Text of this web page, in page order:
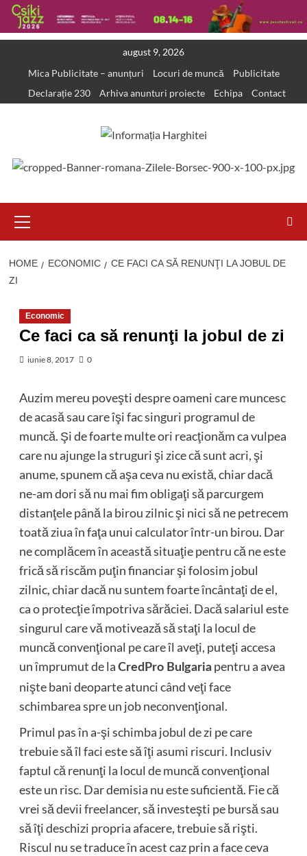
august 9, 2026
Mica Publicitate – anunțuri
Locuri de muncă
Publicitate
Declarație 230
Arhiva anunturi proiecte Echipa Contact
Menu
HOME ECONOMIC
CE FACI CA SĂ RENUNŢI LA JOBUL DE
ZI
Economic
Ce faci ca să renunţi la jobul de zi
iunie 8, 2017 0
Auzim mereu poveşti despre oameni care muncesc
de acasă sau care îşi fac singuri programul de
muncă. Şi de foarte multe ori reacţionăm ca vulpea
care nu ajunge la struguri şi zice că sunt acri, şi
anume, spunem că aşa ceva nu există, chiar dacă
ne-am dori să nu mai fim obligaţi să parcurgem
distanţele până la birou zilnic şi nici să ne petrecem
toată ziua în faţa unui calculator într-un birou. Dar
ne complăcem în această situaţie pentru că ne este
frică să riscăm puţin financiar şi folosim jobul
zilnic, chiar dacă nu suntem foarte încântaţi de el,
ca o protecţie împotriva sărăciei. Dacă salariul este
singurul care vă motivează să staţi la locul de
muncă convenţional pe care îl aveţi, puteţi accesa
un împrumut de la CredPro Bulgariapentru a avea
nişte bani deoparte atunci când veţi face
schimbarea spre un job neconvenţional.
Primul pas în a-şi schimba jobul de zi pe care
trebuie să îl faci este să îţi asumi riscuri. Inclusiv
faptul că renunţi la locul de muncă convenţional
este un risc. Dar demisia nu este suficientă. Fie că
vrei să devii freelancer, să investeşti pe bursă sau
să îţi deschizi propria afacere, trebuie să rişti.
Riscul nu se traduce în acest caz prin a face ceva